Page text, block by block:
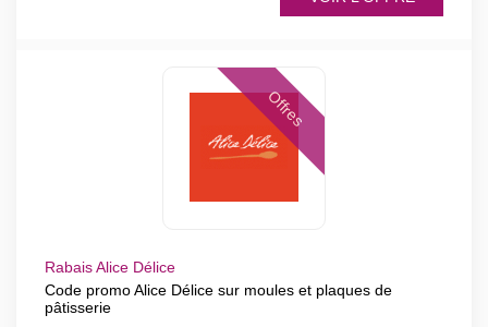
Offres
Rabais Alice Délice
Code promo Alice Délice sur moules et plaques de
pâtisserie